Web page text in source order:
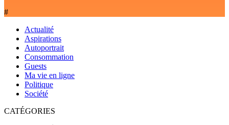
#
Actualité
Aspirations
Autoportrait
Consommation
Guests
Ma vie en ligne
Politique
Société
CATÉGORIES